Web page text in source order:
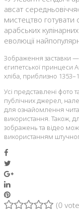
авсат
мистецтво готувати
арабських
еволюції
Зображення заставки —
єгипетської принцеси
хліба, приблизно
Усі представлені фото
публічних джерел,
для ознайомлення
використання. Також,
зображень та відео
використанням
Google+
LinkedIn
Pinterest
(0